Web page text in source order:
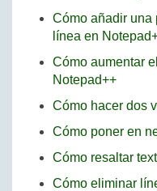
Cómo añadir una
línea en
Cómo aumentar
Notepad++
Cómo hacer dos
Cómo poner en
Cómo resaltar
Cómo eliminar